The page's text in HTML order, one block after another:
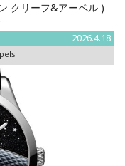
クリーフ&アーペル )
2026.4.18